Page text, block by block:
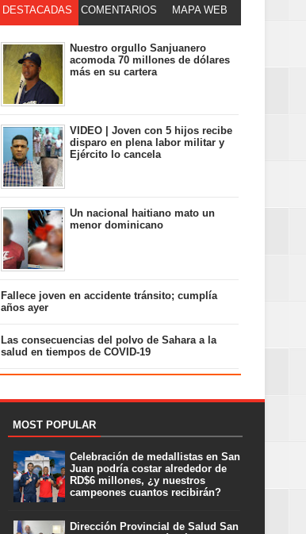
DESTACADAS COMENTARIOS MAPA WEB
Nuestro orgullo Sanjuanero
acomoda 70 millones de dólares
más en su cartera
VIDEO | Joven con 5 hijos recibe
disparo en plena labor militar y
Ejército lo cancela
Un nacional haitiano mato un
menor dominicano
Fallece joven en accidente tránsito; cumplía
años ayer
Las consecuencias del polvo de Sahara a la
salud en tiempos de COVID-19
MOST POPULAR
Celebración de medallistas en San
Juan podría costar alrededor de
RD$6 millones, ¿y nuestros
campeones cuantos recibirán?
Dirección Provincial de Salud San